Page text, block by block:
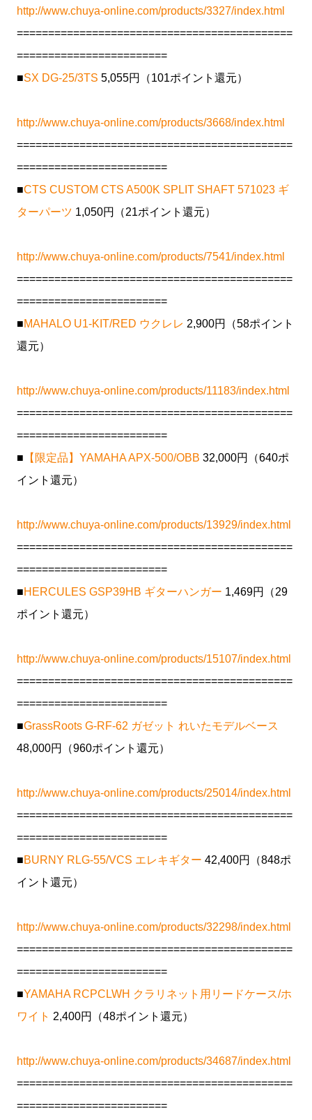
http://www.chuya-online.com/products/3327/index.html
============================================
========================
■SX DG-25/3TS 5,055円（101ポイント還元）
http://www.chuya-online.com/products/3668/index.html
============================================
========================
■CTS CUSTOM CTS A500K SPLIT SHAFT 571023 ギ
ターパーツ 1,050円（21ポイント還元）
http://www.chuya-online.com/products/7541/index.html
============================================
========================
■MAHALO U1-KIT/RED ウクレレ 2,900円（58ポイント
還元）
http://www.chuya-online.com/products/11183/index.html
============================================
========================
■ 【限定品】YAMAHA APX-500/OBB 32,000円（640ポ
イント還元）
http://www.chuya-online.com/products/13929/index.html
============================================
========================
■HERCULES GSP39HB ギターハンガー 1,469円（29
ポイント還元）
http://www.chuya-online.com/products/15107/index.html
============================================
========================
■GrassRoots G-RF-62 ガゼット れいたモデルベース
48,000円（960ポイント還元）
http://www.chuya-online.com/products/25014/index.html
============================================
========================
■BURNY RLG-55/VCS エレキギター 42,400円（848ポ
イント還元）
http://www.chuya-online.com/products/32298/index.html
============================================
========================
■YAMAHA RCPCLWH クラリネット用リードケース/ホ
ワイト 2,400円（48ポイント還元）
http://www.chuya-online.com/products/34687/index.html
============================================
========================